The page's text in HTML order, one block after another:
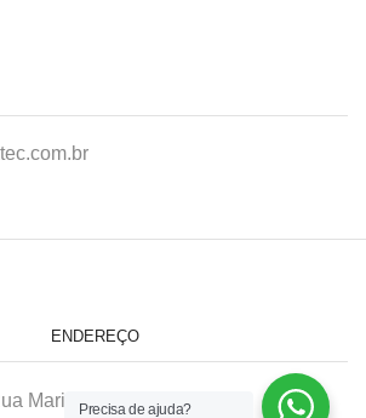
ENDEREÇO
Maria Afonso, 166-A
Precisa de ajuda?